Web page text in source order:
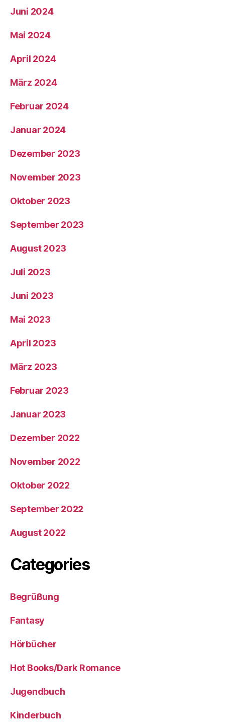
Juni 2024
Mai 2024
April 2024
März 2024
Februar 2024
Januar 2024
Dezember 2023
November 2023
Oktober 2023
September 2023
August 2023
Juli 2023
Juni 2023
Mai 2023
April 2023
März 2023
Februar 2023
Januar 2023
Dezember 2022
November 2022
Oktober 2022
September 2022
August 2022
Categories
Begrüßung
Fantasy
Hörbücher
Hot Books/Dark Romance
Jugendbuch
Kinderbuch